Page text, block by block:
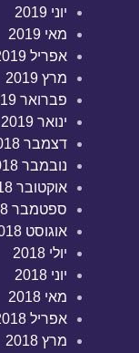
יוני 2019
מאי 2019
אפריל 2019
מרץ 2019
פברואר 2019
ינואר 2019
דצמבר 2018
נובמבר 2018
אוקטובר 2018
ספטמבר 2018
אוגוסט 2018
יולי 2018
יוני 2018
מאי 2018
אפריל 2018
מרץ 2018